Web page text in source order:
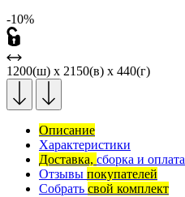
-10%
1200(ш) x 2150(в) x 440(г)
Описание
Характеристики
Доставка, сборка и оплата
Отзывы покупателей
Собрать свой комплект